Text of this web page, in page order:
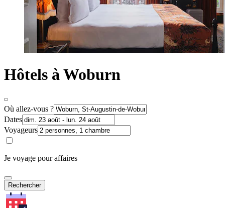
Hôtels à Woburn
Où allez-vous ?
Dates
Voyageurs
Je voyage pour affaires
Rechercher